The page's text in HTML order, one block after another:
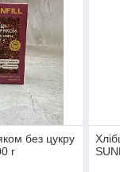
без цукру
г